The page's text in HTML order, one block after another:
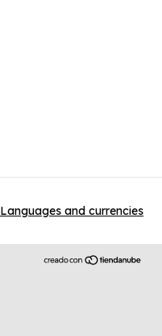
Languages and currencies